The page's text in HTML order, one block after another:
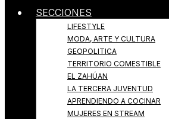
SECCIONES
LIFESTYLE
MODA, ARTE Y CULTURA
GEOPOLITICA
TERRITORIO COMESTIBLE
EL ZAHÚAN
LA TERCERA JUVENTUD
APRENDIENDO A COCINAR
MUJERES EN STREAM